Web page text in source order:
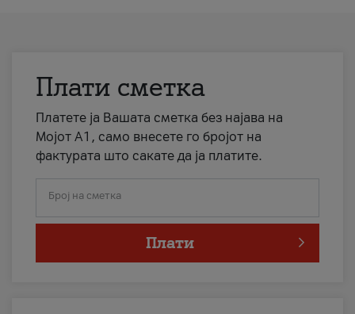
Плати сметка
Платете ја Вашата сметка без најава на
Мојот А1, само внесете го бројот на
фактурата што сакате да ја платите.
Број на сметка
Плати